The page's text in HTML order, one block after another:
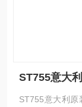
ST755意大
ST755意大利原装空气